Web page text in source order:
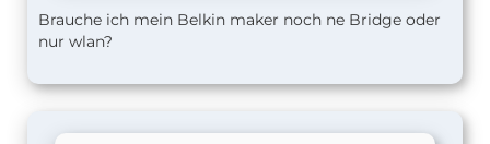
Brauche ich mein Belkin maker noch ne Bridge oder
nur wlan?